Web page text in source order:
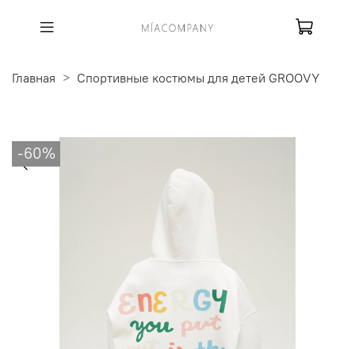
Главная Спортивные костюмы для детей GROOVY
-60%